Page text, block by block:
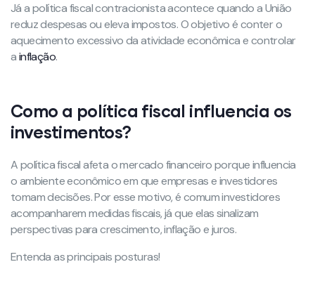
Já a política fiscal contracionista acontece quando a União
reduz despesas ou eleva impostos. O objetivo é conter o
aquecimento excessivo da atividade econômica e controlar
ainflação.
Como a política fiscal influencia os
investimentos?
A política fiscal afeta o mercado financeiro porque influencia
o ambiente econômico em que empresas e investidores
tomam decisões. Por esse motivo, é comum investidores
acompanharem medidas fiscais, já que elas sinalizam
perspectivas para crescimento, inflação e juros.
Entenda as principais posturas!